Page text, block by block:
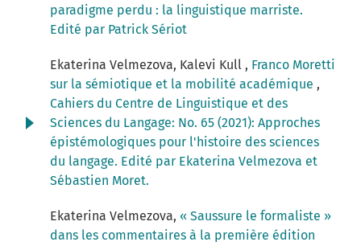
paradigme perdu : la linguistique marriste.
Edité par Patrick Sériot
Ekaterina Velmezova, Kalevi Kull , Franco Moretti
sur la sémiotique et la mobilité académique ,
Cahiers du Centre de Linguistique et des
Sciences du Langage: No. 65 (2021): Approches
épistémologiques pour l'histoire des sciences
du langage. Edité par Ekaterina Velmezova et
Sébastien Moret.
Ekaterina Velmezova, « Saussure le formaliste »
dans les commentaires à la première édition